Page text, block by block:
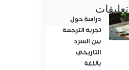
تعليقات
دراسة حول
تجربة الترجمة
بين السرد
التاريخي
باللغة